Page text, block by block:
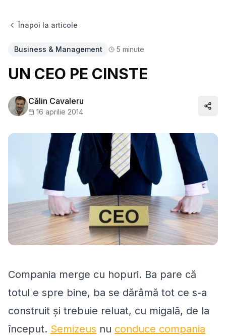
Înapoi la articole
Business & Management 5 minute
UN CEO PE CINSTE
Călin Cavaleru
16 aprilie 2014
Compania merge cu hopuri. Ba pare că
totul e spre bine, ba se dărâmă tot ce s-a
construit și trebuie reluat, cu migală, de la
început. Semizeus nu conduce compania